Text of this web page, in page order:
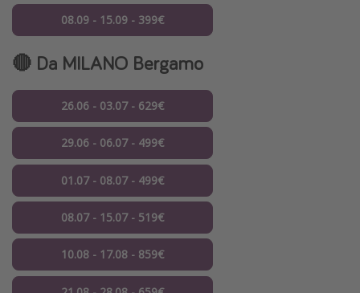
08.09 - 15.09 - 399€
🔴 Da MILANO Bergamo
26.06 - 03.07 - 629€
29.06 - 06.07 - 499€
01.07 - 08.07 - 499€
08.07 - 15.07 - 519€
10.08 - 17.08 - 859€